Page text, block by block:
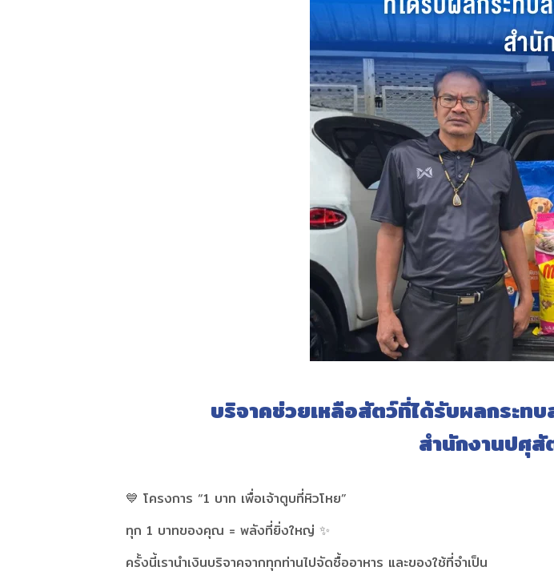
บริจาคช่วยเหลือสัตว์ที่ได้รับผลกระ
สำนักงานปศุสั
💙 โครงการ “1 บาท เพื่อเจ้าตูบที่หิวโหย”
ทุก 1 บาทของคุณ = พลังที่ยิ่งใหญ่ ✨
ครั้งนี้เรานำเงินบริจาคจากทุกท่านไปจัดซื้ออาหาร และของใช้ที่จำเป็น